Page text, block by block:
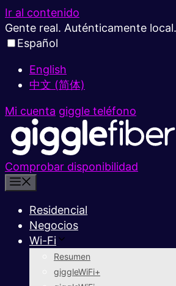
Ir al contenido
Gente real. Auténticamente local.
Español
English
中文 (简体)
Mi cuenta giggle teléfono
Comprobar disponibilidad
Residencial
Negocios
Wi-Fi
Resumen
giggleWiFi+